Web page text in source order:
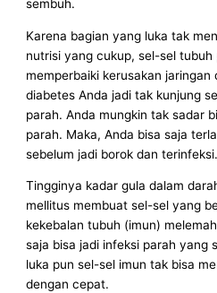
sembuh.
Karena bagian yang luka tak
nutrisi yang cukup, sel-sel tubuh
memperbaiki kerusakan jaringan
diabetes Anda jadi tak kunjung
parah. Anda mungkin tak sadar
parah. Maka, Anda bisa saja
sebelum jadi borok dan terinfeksi.
Tingginya kadar gula dalam
mellitus membuat sel-sel yang
kekebalan tubuh (imun)
saja bisa jadi infeksi parah yang
luka pun sel-sel imun tak bisa
dengan cepat.